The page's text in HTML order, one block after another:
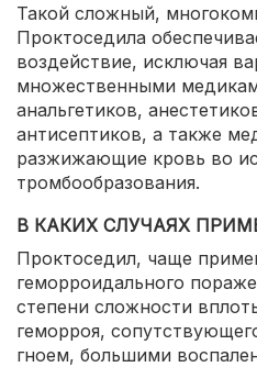
Такой сложный,
Проктоседила
воздействие, исключая
множественными
анальгетиков,
антисептиков, а также
разжижающие кровь во
тромбообразования.
В КАКИХ СЛУЧАЯХ
Проктоседил, чаще
геморроидального
степени сложности
геморроя,
гноем, большими